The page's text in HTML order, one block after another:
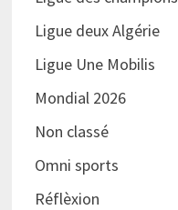
Ligue deux Algérie
Ligue Une Mobilis
Mondial 2026
Non classé
Omni sports
Réflèxion